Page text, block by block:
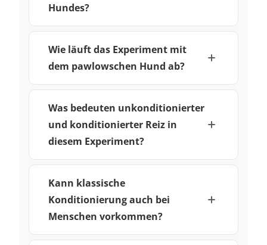
Hundes?
Wie läuft das Experiment mit
dem pawlowschen Hund ab?
Was bedeuten unkonditionierter
und konditionierter Reiz in
diesem Experiment?
Kann klassische
Konditionierung auch bei
Menschen vorkommen?